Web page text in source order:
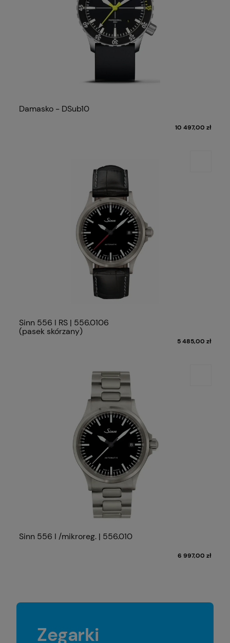
Damasko - DSub10
10 497,00 zł
Sinn 556 I RS | 556.0106
(pasek skórzany)
5 485,00 zł
Sinn 556 I /mikroreg. | 556.010
6 997,00 zł
Zegarki